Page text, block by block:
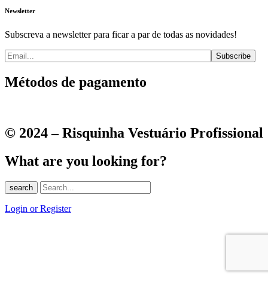
Newsletter
Subscreva a newsletter para ficar a par de todas as novidades!
Métodos de pagamento
© 2024 – Risquinha Vestuário Profissional
What are you looking for?
search
Login or Register